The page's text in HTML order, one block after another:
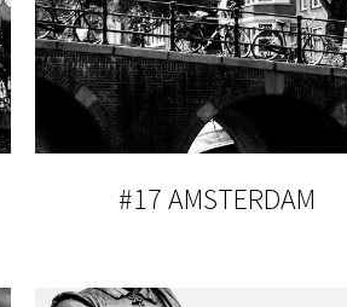
#17 AMSTERDAM